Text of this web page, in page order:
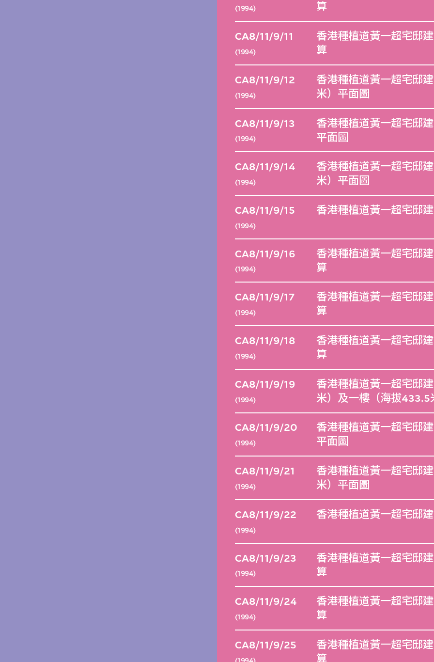
(1994)
算
CA8/11/9/11
(1994)
香港種植道黃一超宅邸
算
CA8/11/9/12
(1994)
香港種植道黃一超宅邸
米）平面圖
CA8/11/9/13
(1994)
香港種植道黃一超宅邸
平面圖
CA8/11/9/14
(1994)
香港種植道黃一超宅邸
米）平面圖
CA8/11/9/15
(1994)
香港種植道黃一超宅邸
CA8/11/9/16
(1994)
香港種植道黃一超宅邸
算
CA8/11/9/17
(1994)
香港種植道黃一超宅邸
算
CA8/11/9/18
(1994)
香港種植道黃一超宅邸
算
CA8/11/9/19
(1994)
香港種植道黃一超宅邸
米）及一樓（海拔433.5
CA8/11/9/20
(1994)
香港種植道黃一超宅邸
平面圖
CA8/11/9/21
(1994)
香港種植道黃一超宅邸
米）平面圖
CA8/11/9/22
(1994)
香港種植道黃一超宅邸
CA8/11/9/23
(1994)
香港種植道黃一超宅邸
算
CA8/11/9/24
(1994)
香港種植道黃一超宅邸
算
CA8/11/9/25
香港種植道黃一超宅邸
算